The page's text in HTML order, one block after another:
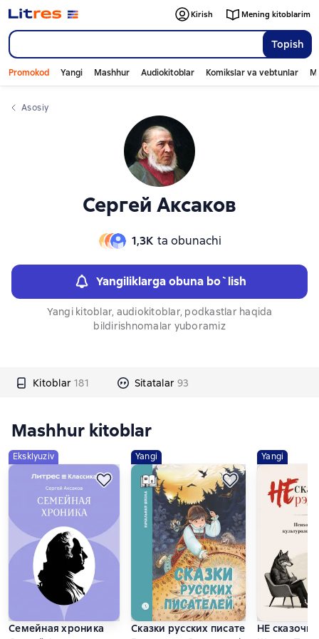
Topish
Kirish Mening kitoblarim
Promokod Yangi Mashhur Audiokitoblar Komikslar va vebtunlar
Asosiy
Сергей Аксаков
1,3К ta obunachi
Yangiliklarga obuna bo`lish
Yangi kitoblar, audiokitoblar, podkastlar haqida
bildirishnomalar yuboramiz
Kitoblar 181 Sitatalar 93
Слайдер с книгами
Mashhur kitoblar
Eksklyuziv
Семейная хроника
Yangi
Сказки русских писателей
Yangi
НЕ
Слайдер с книгами